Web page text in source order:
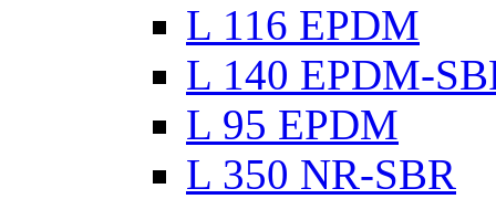
L 116 EPDM
L 140 EPDM-
L 95 EPDM
L 350 NR-SBR